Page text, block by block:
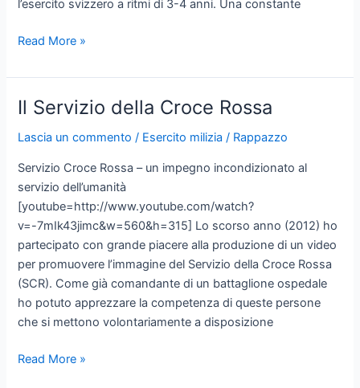
l’esercito svizzero a ritmi di 3-4 anni. Una constante
Dammi
gruppo
e
ti
formo
team
…
o
almeno
questa
è
la
mia
intenzione!
Read More »
Il Servizio della Croce Rossa
Lascia un commento / Esercito milizia / Rappazzo
Servizio Croce Rossa – un impegno incondizionato al
servizio dell’umanità
[youtube=http://www.youtube.com/watch?
v=-7mIk43jimc&w=560&h=315] Lo scorso anno (2012) ho
partecipato con grande piacere alla produzione di un video
per promuovere l’immagine del Servizio della Croce Rossa
(SCR). Come già comandante di un battaglione ospedale
ho potuto apprezzare la competenza di queste persone
che si mettono volontariamente a disposizione
Il
Read More »